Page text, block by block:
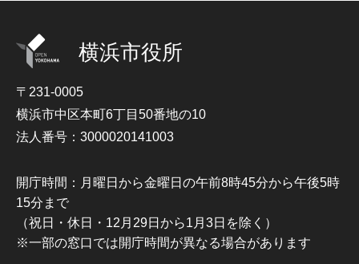
横浜市役所
〒231-0005
横浜市中区本町6丁目50番地の10
法人番号：3000020141003
開庁時間：月曜日から金曜日の午前8時45分から午後5時
15分まで
（祝日・休日・12月29日から1月3日を除く）
※一部の窓口では開庁時間が異なる場合があります